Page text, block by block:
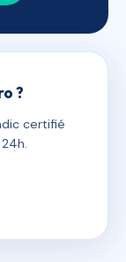
?
certifié